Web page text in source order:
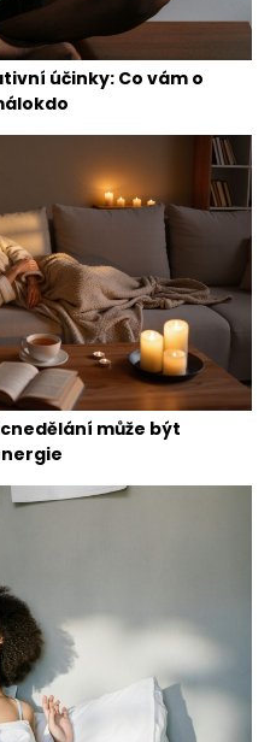
účinky: Co vám o
může být